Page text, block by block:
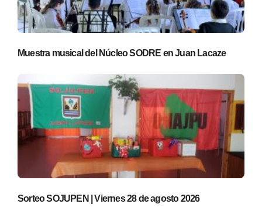
Muestra musical del Núcleo SODRE en Juan Lacaze
Sorteo SOJUPEN | Viernes 28 de agosto 2026